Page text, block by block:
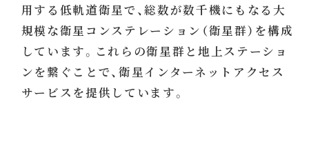
用する低軌道衛星で、総数が数千機にもなる大
規模な衛星コンステレーション（衛星群）を構成
しています。これらの衛星群と地上ステーショ
ンを繋ぐことで、衛星インターネットアクセス
サービスを提供しています。